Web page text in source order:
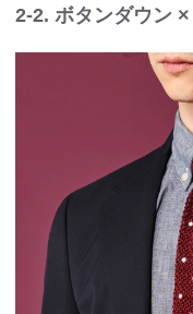
2-2. ボタンダウン